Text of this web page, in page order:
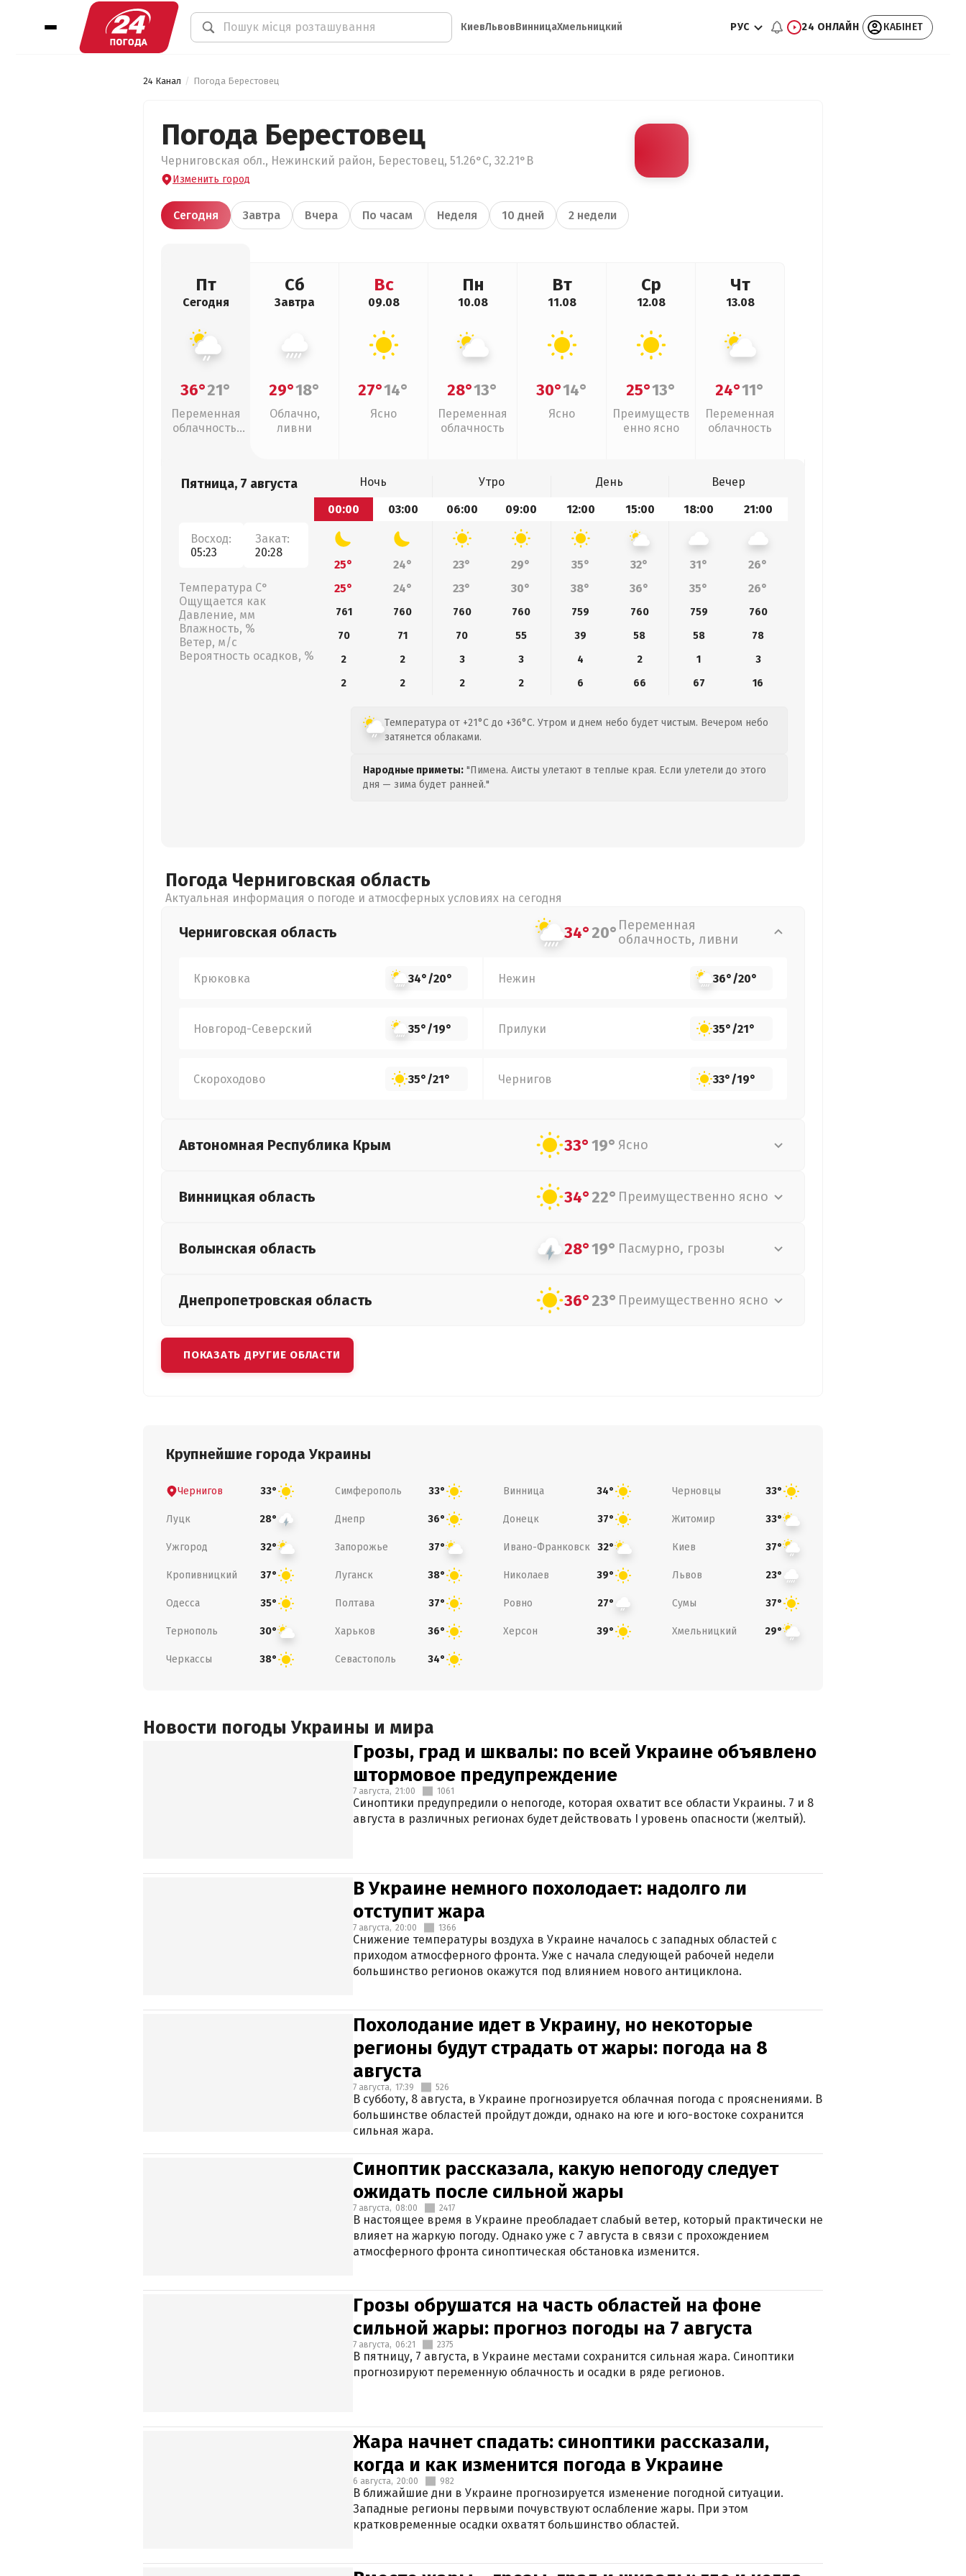
КиевЛьвовВинницаХмельницкий РУС 24 ОНЛАЙН КАБІНЕТ
24 Канал Погода Берестовец
Погода Берестовец
Черниговская обл., Нежинский район, Берестовец, 51.26°С, 32.21°В
Изменить город
Сегодня Завтра Вчера По часам Неделя 10 дней 2 недели
Пт
Сегодня
36°21°
Переменная
облачность,
Сб
Завтра
29°18°
Облачно,
ливни
Вс
09.08
27°14°
Ясно
Пн
10.08
28°13°
Переменная
облачность
Вт
11.08
30°14°
Ясно
Ср
12.08
25°13°
Преимуществ
енно ясно
Чт
13.08
24°11°
Переменная
облачность
Пятница, 7 августа
Восход:
05:23
Закат:
20:28
Температура С°
Ощущается как
Давление, мм
Влажность, %
Ветер, м/с
Вероятность осадков, %
Ночь Утро День
Вечер
00:00
03:00 06:00 09:00 12:00 15:00 18:00 21:00
25° 24° 23° 29° 35° 32° 31°
26°
25°
24° 23° 30° 38° 36° 35° 26°
761 760 760 760 759 760 759
760
70
71 70 55 39 58 58
78
2
2 3 3 4 2 1
3
2
2 2 2 6 66 67 16
Температура от +21°C до +36°C. Утром и днем небо будет чистым. Вечером небо
затянется облаками.
Народные приметы: "Пимена. Аисты улетают в теплые края. Если улетели до этого
дня — зима будет ранней."
Погода Черниговская область
Актуальная информация о погоде и атмосферных условиях на сегодня
Черниговская область 34°20° Переменная
облачность, ливни
Крюковка 34°/20° Нежин 36°/20°
Новгород-Северский 35°/19° Прилуки 35°/21°
Скороходово 35°/21° Чернигов 33°/19°
Автономная Республика Крым 33°19° Ясно
Винницкая область 34°22° Преимущественно ясно
Волынская область 28°19° Пасмурно, грозы
Днепропетровская область 36°23° Преимущественно ясно
ПОКАЗАТЬ ДРУГИЕ ОБЛАСТИ
Крупнейшие города Украины
Чернигов 33° Симферополь 33° Винница 34° Черновцы 33°
Луцк 28° Днепр 36° Донецк 37° Житомир 33°
Ужгород 32° Запорожье 37° Ивано-Франковск 32° Киев 37°
Кропивницкий 37° Луганск 38° Николаев 39° Львов 23°
Одесса 35° Полтава 37° Ровно 27° Сумы 37°
Тернополь 30° Харьков 36° Херсон 39° Хмельницкий 29°
Черкассы 38° Севастополь 34°
Новости погоды Украины и мира
Грозы, град и шквалы: по всей Украине объявлено
штормовое предупреждение
7 августа, 21:00 1061
Синоптики предупредили о непогоде, которая охватит все области Украины. 7 и 8
августа в различных регионах будет действовать I уровень опасности (желтый).
В Украине немного похолодает: надолго ли
отступит жара
7 августа, 20:00 1366
Снижение температуры воздуха в Украине началось с западных областей с
приходом атмосферного фронта. Уже с начала следующей рабочей недели
большинство регионов окажутся под влиянием нового антициклона.
Похолодание идет в Украину, но некоторые
регионы будут страдать от жары: погода на 8
августа
7 августа, 17:39 526
В субботу, 8 августа, в Украине прогнозируется облачная погода с прояснениями. В
большинстве областей пройдут дожди, однако на юге и юго-востоке сохранится
сильная жара.
Синоптик рассказала, какую непогоду следует
ожидать после сильной жары
7 августа, 08:00 2417
В настоящее время в Украине преобладает слабый ветер, который практически не
влияет на жаркую погоду. Однако уже с 7 августа в связи с прохождением
атмосферного фронта синоптическая обстановка изменится.
Грозы обрушатся на часть областей на фоне
сильной жары: прогноз погоды на 7 августа
7 августа, 06:21 2375
В пятницу, 7 августа, в Украине местами сохранится сильная жара. Синоптики
прогнозируют переменную облачность и осадки в ряде регионов.
Жара начнет спадать: синоптики рассказали,
когда и как изменится погода в Украине
6 августа, 20:00 982
В ближайшие дни в Украине прогнозируется изменение погодной ситуации.
Западные регионы первыми почувствуют ослабление жары. При этом
кратковременные осадки охватят большинство областей.